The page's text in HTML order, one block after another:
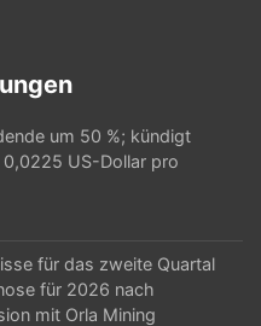
um 50 %; kündigt
US-Dollar pro
für das zweite Quartal
für 2026 nach
mit Orla Mining